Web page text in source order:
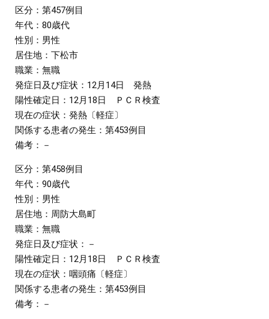
区分：第457例目
年代：80歳代
性別：男性
居住地：下松市
職業：無職
発症日及び症状：12月14日 発熱
陽性確定日：12月18日 ＰＣＲ検査
現在の症状：発熱〔軽症〕
関係する患者の発生：第453例目
備考：－
区分：第458例目
年代：90歳代
性別：男性
居住地：周防大島町
職業：無職
発症日及び症状：－
陽性確定日：12月18日 ＰＣＲ検査
現在の症状：咽頭痛〔軽症〕
関係する患者の発生：第453例目
備考：－